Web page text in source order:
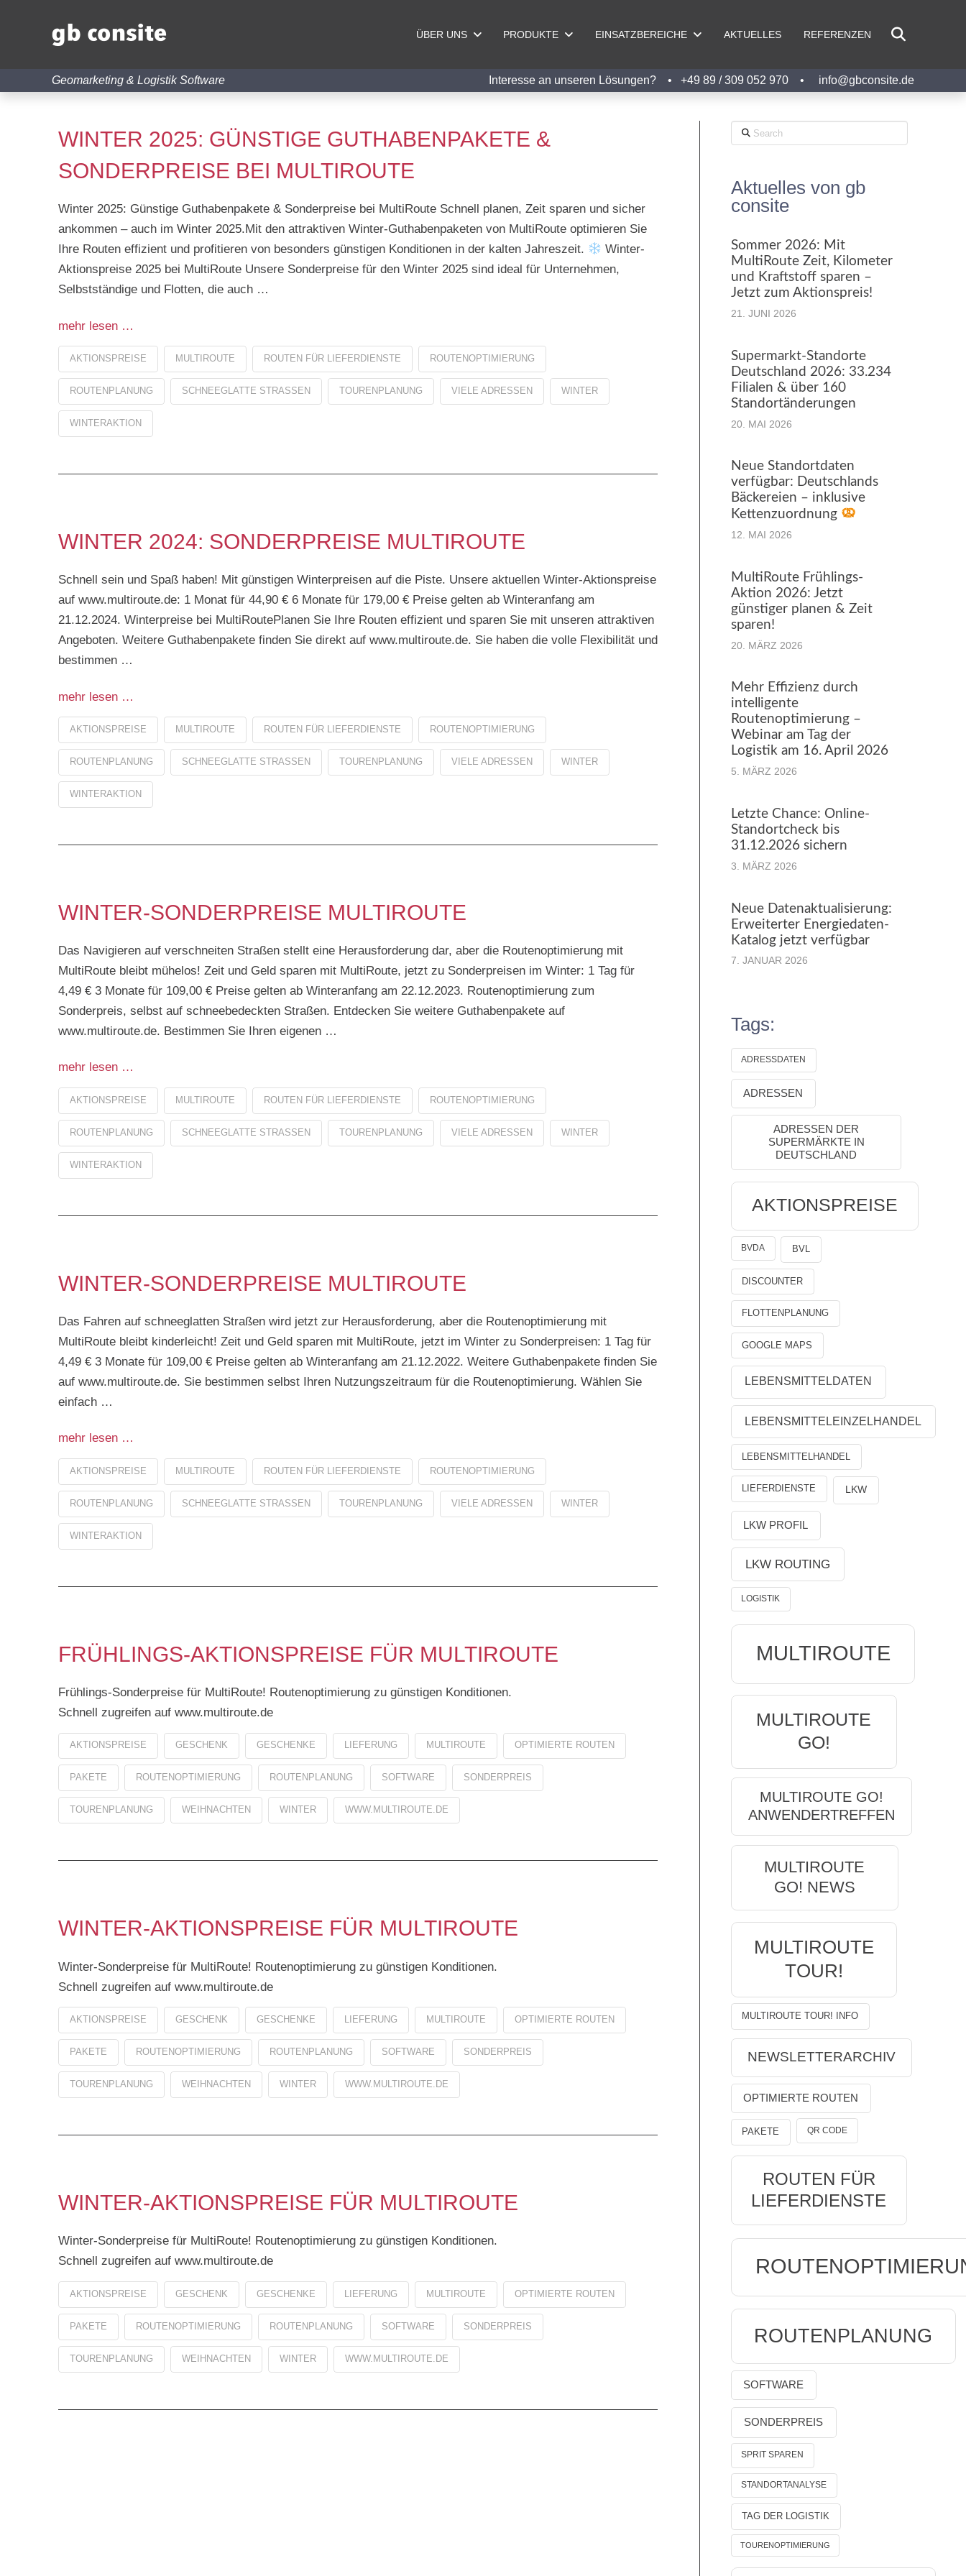
ÜBER UNS PRODUKTE EINSATZBEREICHE AKTUELLES REFERENZEN
Geomarketing & Logistik Software Interesse an unseren Lösungen? • +49 89 / 309 052 970 • info@gbconsite.de
WINTER 2025: GÜNSTIGE GUTHABENPAKETE &
SONDERPREISE BEI MULTIROUTE
Winter 2025: Günstige Guthabenpakete & Sonderpreise bei MultiRoute Schnell planen, Zeit sparen und sicher
ankommen – auch im Winter 2025.Mit den attraktiven Winter-Guthabenpaketen von MultiRoute optimieren Sie
Ihre Routen effizient und profitieren von besonders günstigen Konditionen in der kalten Jahreszeit.
Winter-
Aktionspreise 2025 bei MultiRoute Unsere Sonderpreise für den Winter 2025 sind ideal für Unternehmen,
Selbstständige und Flotten, die auch …
mehr lesen …
AKTIONSPREISE MULTIROUTE ROUTEN FÜR LIEFERDIENSTE ROUTENOPTIMIERUNG
ROUTENPLANUNG SCHNEEGLATTE STRASSEN TOURENPLANUNG VIELE ADRESSEN WINTER
WINTERAKTION
WINTER 2024: SONDERPREISE MULTIROUTE
Schnell sein und Spaß haben! Mit günstigen Winterpreisen auf die Piste. Unsere aktuellen Winter-Aktionspreise
auf www.multiroute.de: 1 Monat für 44,90 € 6 Monate für 179,00 € Preise gelten ab Winteranfang am
21.12.2024. Winterpreise bei MultiRoutePlanen Sie Ihre Routen effizient und sparen Sie mit unseren attraktiven
Angeboten. Weitere Guthabenpakete finden Sie direkt auf www.multiroute.de. Sie haben die volle Flexibilität und
bestimmen …
mehr lesen …
AKTIONSPREISE MULTIROUTE ROUTEN FÜR LIEFERDIENSTE ROUTENOPTIMIERUNG
ROUTENPLANUNG SCHNEEGLATTE STRASSEN TOURENPLANUNG VIELE ADRESSEN WINTER
WINTERAKTION
WINTER-SONDERPREISE MULTIROUTE
Das Navigieren auf verschneiten Straßen stellt eine Herausforderung dar, aber die Routenoptimierung mit
MultiRoute bleibt mühelos! Zeit und Geld sparen mit MultiRoute, jetzt zu Sonderpreisen im Winter: 1 Tag für
4,49 € 3 Monate für 109,00 € Preise gelten ab Winteranfang am 22.12.2023. Routenoptimierung zum
Sonderpreis, selbst auf schneebedeckten Straßen. Entdecken Sie weitere Guthabenpakete auf
www.multiroute.de. Bestimmen Sie Ihren eigenen …
mehr lesen …
AKTIONSPREISE MULTIROUTE ROUTEN FÜR LIEFERDIENSTE ROUTENOPTIMIERUNG
ROUTENPLANUNG SCHNEEGLATTE STRASSEN TOURENPLANUNG VIELE ADRESSEN WINTER
WINTERAKTION
WINTER-SONDERPREISE MULTIROUTE
Das Fahren auf schneeglatten Straßen wird jetzt zur Herausforderung, aber die Routenoptimierung mit
MultiRoute bleibt kinderleicht! Zeit und Geld sparen mit MultiRoute, jetzt im Winter zu Sonderpreisen: 1 Tag für
4,49 € 3 Monate für 109,00 € Preise gelten ab Winteranfang am 21.12.2022. Weitere Guthabenpakete finden Sie
auf www.multiroute.de. Sie bestimmen selbst Ihren Nutzungszeitraum für die Routenoptimierung. Wählen Sie
einfach …
mehr lesen …
AKTIONSPREISE MULTIROUTE ROUTEN FÜR LIEFERDIENSTE ROUTENOPTIMIERUNG
ROUTENPLANUNG SCHNEEGLATTE STRASSEN TOURENPLANUNG VIELE ADRESSEN WINTER
WINTERAKTION
FRÜHLINGS-AKTIONSPREISE FÜR MULTIROUTE
Frühlings-Sonderpreise für MultiRoute! Routenoptimierung zu günstigen Konditionen.
Schnell zugreifen auf www.multiroute.de
AKTIONSPREISE GESCHENK GESCHENKE LIEFERUNG MULTIROUTE OPTIMIERTE ROUTEN
PAKETE ROUTENOPTIMIERUNG ROUTENPLANUNG SOFTWARE SONDERPREIS
TOURENPLANUNG WEIHNACHTEN WINTER WWW.MULTIROUTE.DE
WINTER-AKTIONSPREISE FÜR MULTIROUTE
Winter-Sonderpreise für MultiRoute! Routenoptimierung zu günstigen Konditionen.
Schnell zugreifen auf www.multiroute.de
AKTIONSPREISE GESCHENK GESCHENKE LIEFERUNG MULTIROUTE OPTIMIERTE ROUTEN
PAKETE ROUTENOPTIMIERUNG ROUTENPLANUNG SOFTWARE SONDERPREIS
TOURENPLANUNG WEIHNACHTEN WINTER WWW.MULTIROUTE.DE
WINTER-AKTIONSPREISE FÜR MULTIROUTE
Winter-Sonderpreise für MultiRoute! Routenoptimierung zu günstigen Konditionen.
Schnell zugreifen auf www.multiroute.de
AKTIONSPREISE GESCHENK GESCHENKE LIEFERUNG MULTIROUTE OPTIMIERTE ROUTEN
PAKETE ROUTENOPTIMIERUNG ROUTENPLANUNG SOFTWARE SONDERPREIS
TOURENPLANUNG WEIHNACHTEN WINTER WWW.MULTIROUTE.DE
Search
Aktuelles von gb
consite
Sommer 2026: Mit
MultiRoute Zeit, Kilometer
und Kraftstoff sparen –
Jetzt zum Aktionspreis!
21. JUNI 2026
Supermarkt-Standorte
Deutschland 2026: 33.234
Filialen & über 160
Standortänderungen
20. MAI 2026
Neue Standortdaten
verfügbar: Deutschlands
Bäckereien – inklusive
Kettenzuordnung
12. MAI 2026
MultiRoute Frühlings-
Aktion 2026: Jetzt
günstiger planen & Zeit
sparen!
20. MÄRZ 2026
Mehr Effizienz durch
intelligente
Routenoptimierung –
Webinar am Tag der
Logistik am 16. April 2026
5. MÄRZ 2026
Letzte Chance: Online-
Standortcheck bis
31.12.2026 sichern
3. MÄRZ 2026
Neue Datenaktualisierung:
Erweiterter Energiedaten-
Katalog jetzt verfügbar
7. JANUAR 2026
Tags:
ADRESSDATEN
ADRESSEN
ADRESSEN DER
SUPERMÄRKTE IN
DEUTSCHLAND
AKTIONSPREISE
BVDA BVL
DISCOUNTER
FLOTTENPLANUNG
GOOGLE MAPS
LEBENSMITTELDATEN
LEBENSMITTELEINZELHANDEL
LEBENSMITTELHANDEL
LIEFERDIENSTE LKW
LKW PROFIL
LKW ROUTING
LOGISTIK
MULTIROUTE
MULTIROUTE
GO!
MULTIROUTE GO!
ANWENDERTREFFEN
MULTIROUTE
GO! NEWS
MULTIROUTE
TOUR!
MULTIROUTE TOUR! INFO
NEWSLETTERARCHIV
OPTIMIERTE ROUTEN
PAKETE QR CODE
ROUTEN FÜR
LIEFERDIENSTE
ROUTENPLANUNG
SOFTWARE
SONDERPREIS
SPRIT SPAREN
STANDORTANALYSE
TAG DER LOGISTIK
TOURENOPTIMIERUNG